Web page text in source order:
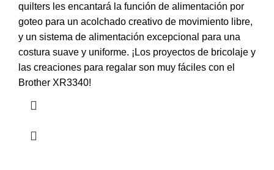
quilters les encantará la función de alimentación por
goteo para un acolchado creativo de movimiento libre,
y un sistema de alimentación excepcional para una
costura suave y uniforme. ¡Los proyectos de bricolaje y
las creaciones para regalar son muy fáciles con el
Brother XR3340!